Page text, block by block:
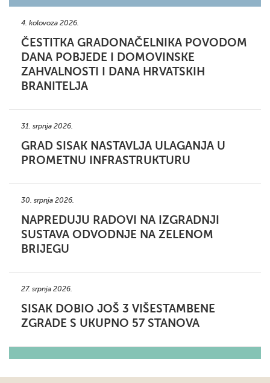
4. kolovoza 2026.
ČESTITKA GRADONAČELNIKA POVODOM
DANA POBJEDE I DOMOVINSKE
ZAHVALNOSTI I DANA HRVATSKIH
BRANITELJA
31. srpnja 2026.
GRAD SISAK NASTAVLJA ULAGANJA U
PROMETNU INFRASTRUKTURU
30. srpnja 2026.
NAPREDUJU RADOVI NA IZGRADNJI
SUSTAVA ODVODNJE NA ZELENOM
BRIJEGU
27. srpnja 2026.
SISAK DOBIO JOŠ 3 VIŠESTAMBENE
ZGRADE S UKUPNO 57 STANOVA